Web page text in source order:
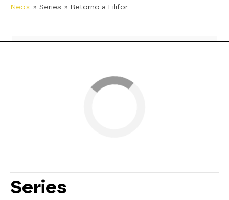
Neox » Series » Retorno a Lilifor
Series